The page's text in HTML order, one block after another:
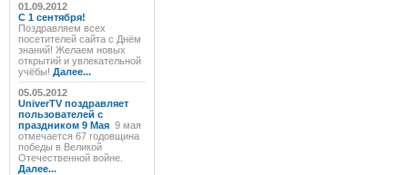
01.09.2012
C 1 сентября!
Поздравляем всех
посетителей сайта с Днём
знаний! Желаем новых
открытий и увлекательной
учёбы! Далее...
05.05.2012
UniverTV поздравляет
пользователей с
праздником 9 Мая 9 мая
отмечается 67 годовщина
победы в Великой
Отечественной войне.
Далее...